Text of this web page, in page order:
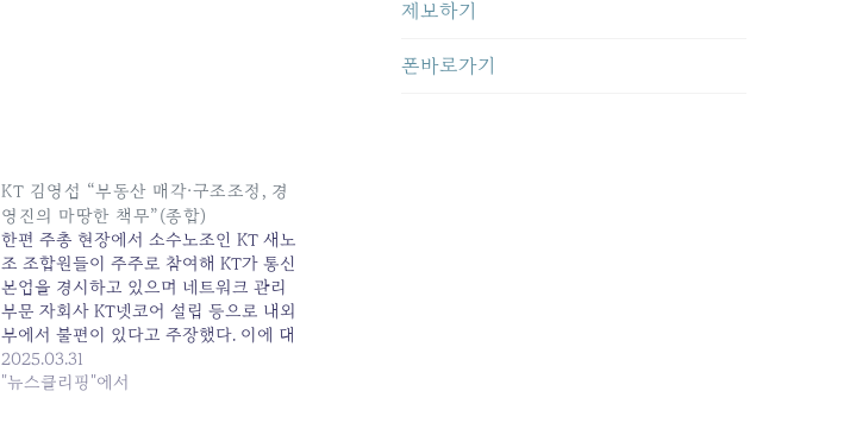
KT 김영섭 “부동산 매각·구조조정, 경
영진의 마땅한 책무”(종합)
한편 주총 현장에서 소수노조인 KT 새노
조 조합원들이 주주로 참여해 KT가 통신
본업을 경시하고 있으며 네트워크 관리
부문 자회사 KT넷코어 설립 등으로 내외
부에서 불편이 있다고 주장했다. 이에 대
해 경영진은... 원본 기사: KT 김영섭 "부
동산 매각·구조조정, 경영진의 마땅한 책
2025.03.31
"뉴스클리핑"에서
제보하기
폰바로가기